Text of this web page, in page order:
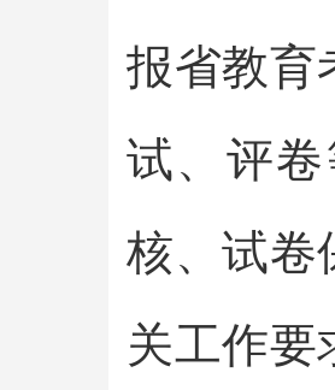
报省教育
试、评
核、试卷
关工作要